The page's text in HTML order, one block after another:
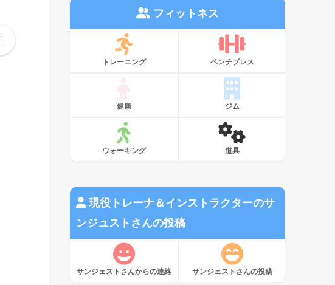
フィットネス
トレーニング ベンチプレス
健康 ジム
ウォーキング 道具
現役トレーナ＆インストラクターのサ
ンジュストさんの投稿
サンジェストさんからの連絡 サンジェストさんの投稿